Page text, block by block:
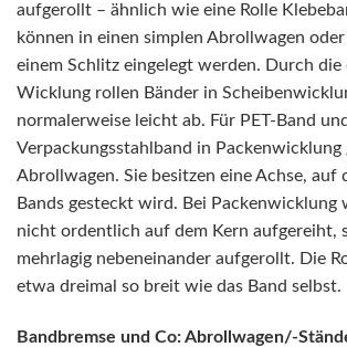
aufgerollt – ähnlich wie eine Rolle
können in einen simplen Abrollwagen
einem Schlitz eingelegt werden. Durch
Wicklung rollen Bänder in
normalerweise leicht ab. Für PET-Band und
Verpackungsstahlband in Packenwicklung
Abrollwagen. Sie besitzen eine Achse, auf
Bands gesteckt wird. Bei Packenwicklung
nicht ordentlich auf dem Kern aufgereiht,
mehrlagig nebeneinander aufgerollt. Die
etwa dreimal so breit wie das Band selbst.
Bandbremse und Co: Abrollwagen/-